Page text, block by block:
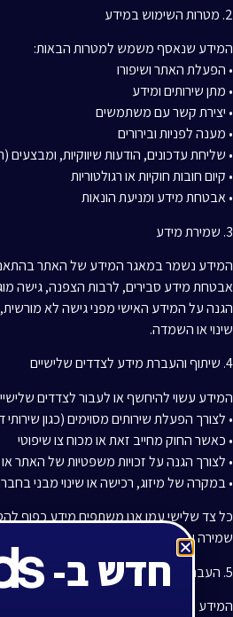
2. מטרות השימוש במידע
המידע שנאסף משמש למטרות הבאות:
• הפעלת האתר ושיפורו
• מתן שירותים ומידע
• יצירת קשר עם משתמשים
• מענה לפניות ובירורים
• שליחת עדכונים, הודעות שיווקיות,
• קיום חובות חוקיות או רגולטוריות
• אבטחת מידע ומניעת הונאות
3. שמירת מידע
המידע נשמר במאגר המידע של האתר בהתאם
אבטחת מידע סבירים, לרבות הצפנה, גישה
הגנה על המידע האישי מפני גישה לא
שינוי או השמדה.
4. שיתוף והעברת מידע לצדדים שלישיים
המידע עשוי להיחשף או לעבור לצדדים
• לצורך הפעלת שירותים מסוימים (כגון שירותי
• כאשר החוק מחייב זאת או מכוח צו שיפוטי
• לצורך הגנה על זכויות משפטיות של האתר
• במקרה של מיזוג, רכישה או שינוי מבני
כל צד שלישי עמו אנו משתפים מידע כפוף
שמירה על פרטיות ואבטחת מידע.
5. העברת מידע מחוץ לגבולות ישראל
המידע עשוי להיות מועבר או מאוחסן
חדש ב-